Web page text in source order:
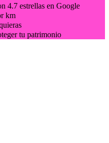
4.7 estrellas en Google
km
tu patrimonio